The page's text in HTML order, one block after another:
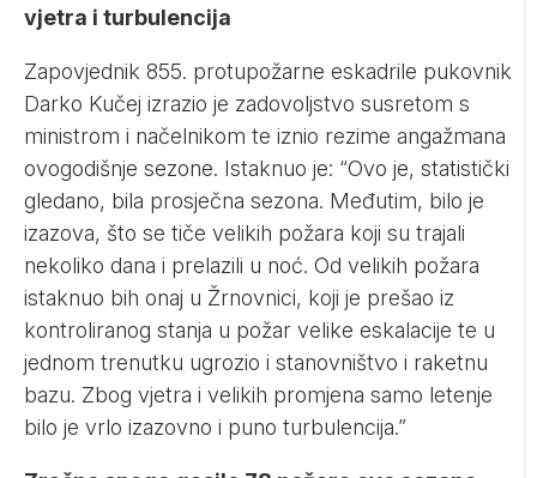
vjetra i turbulencija
Zapovjednik 855. protupožarne eskadrile pukovnik
Darko Kučej izrazio je zadovoljstvo susretom s
ministrom i načelnikom te iznio rezime angažmana
ovogodišnje sezone. Istaknuo je: “Ovo je, statistički
gledano, bila prosječna sezona. Međutim, bilo je
izazova, što se tiče velikih požara koji su trajali
nekoliko dana i prelazili u noć. Od velikih požara
istaknuo bih onaj u Žrnovnici, koji je prešao iz
kontroliranog stanja u požar velike eskalacije te u
jednom trenutku ugrozio i stanovništvo i raketnu
bazu. Zbog vjetra i velikih promjena samo letenje
bilo je vrlo izazovno i puno turbulencija.”